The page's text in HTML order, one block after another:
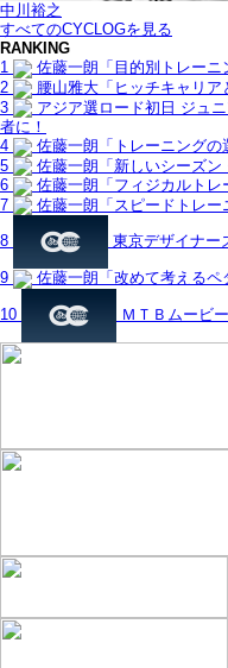
中川裕之
すべてのCYCLOGを見る
RANKING
1
佐藤一朗「目的別トレー
2
腰山雅大「ヒッチキャリア
3
アジア選ロード初日 ジュ
者に！
4
佐藤一朗「トレーニングの
5
佐藤一朗「新しいシーズン
6
佐藤一朗「フィジカルトレ
7
佐藤一朗「スピードトレ
8 東京デザイナー
9 佐藤一朗「改めて考えるペ
10 ＭＴＢムービ